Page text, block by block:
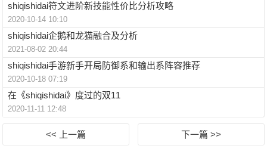
shiqishidai符文进阶新技能性价比分析攻略
2020-10-14 10:10
shiqishidai企鹅和龙猫融合及分析
2021-08-02 20:44
shiqishidai手游新手开局防御系和输出系阵容推荐
2020-10-18 07:19
在《shiqishidai》度过的双11
2020-11-11 12:48
<< 上一篇 下一篇 >>